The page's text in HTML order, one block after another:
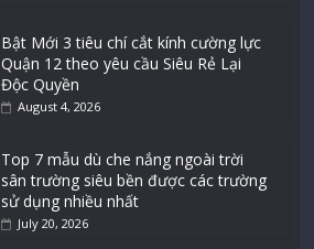
Bật Mới 3 tiêu chí cắt kính cường lực
Quận 12 theo yêu cầu Siêu Rẻ Lại
Độc Quyền
August 4, 2026
Top 7 mẫu dù che nắng ngoài trời
sân trường siêu bền được các trường
sử dụng nhiều nhất
July 20, 2026